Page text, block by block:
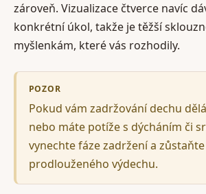
zároveň. Vizualizace čtverce navíc
konkrétní úkol, takže je těžší
myšlenkám, které vás rozhodily.
POZOR
Pokud vám zadržování dechu
nebo máte potíže s dýcháním či
vynechte fáze zadržení a
prodlouženého výdechu.